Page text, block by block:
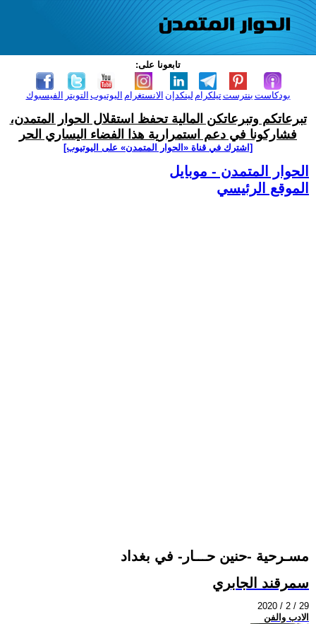
تابعونا على:
الفيسبوك التويتر اليوتيوب الانستغرام لينكدإن تيلكرامبنترست بودكاست
تبرعاتكم وتبرعاتكن المالية تحفظ استقلال الحوار المتمدن،
فشاركونا في دعم استمرارية هذا الفضاء اليساري الحر
[اشترك في قناة ‫«الحوار المتمدن» على اليوتيوب]
الحوار المتمدن - موبايل
الموقع الرئيسي
مسـرحية -حنين حـــار- في بغداد
سمرقند الجابري
2020 / 2 / 29
الادب والفن